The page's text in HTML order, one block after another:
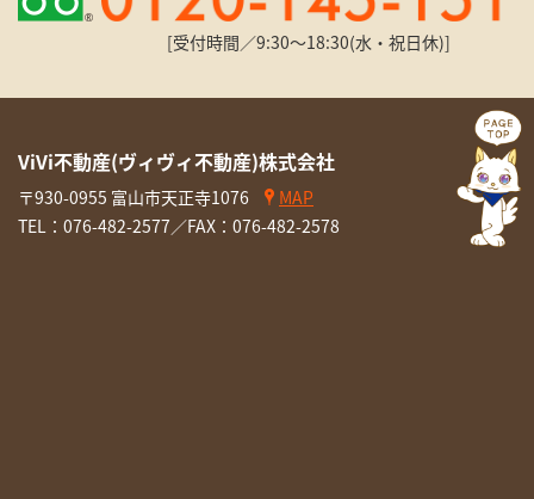
[受付時間／9:30〜18:30(水・祝日休)]
ViVi不動産(ヴィヴィ不動産)株式会社
〒930-0955 富山市天正寺1076
MAP
TEL： 076-482-2577 ／FAX：076-482-2578